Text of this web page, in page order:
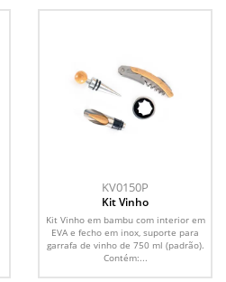
KV0150P
Kit Vinho
Kit Vinho em bambu com interior em
EVA e fecho em inox, suporte para
garrafa de vinho de 750 ml (padrão).
Contém:...